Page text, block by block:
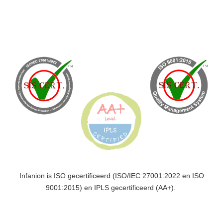
Infanion is ISO gecertificeerd (ISO/IEC 27001:2022 en ISO
9001:2015) en IPLS gecertificeerd (AA+).